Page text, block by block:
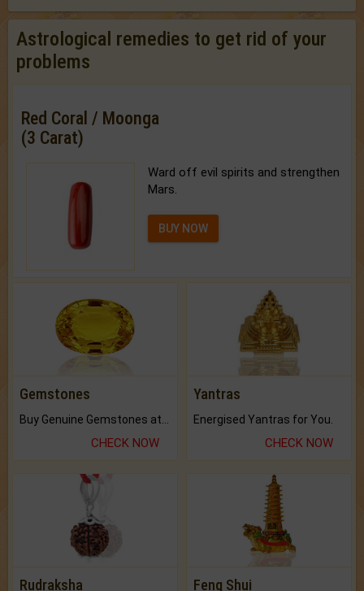
Astrological remedies to get rid of your
problems
Red Coral / Moonga
(3 Carat)
Ward off evil spirits and strengthen
Mars.
BUY NOW
Gemstones
CHECK NOW
Yantras
Energised Yantras for You.
CHECK NOW
Rudraksha Feng Shui